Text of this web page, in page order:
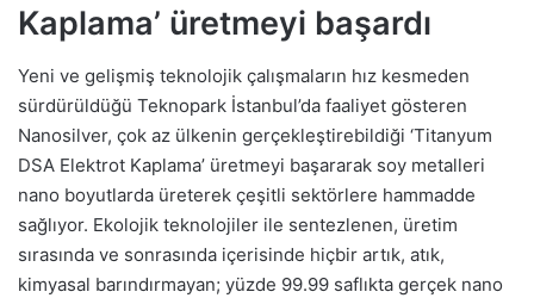
Kaplama’ üretmeyi başardı
Yeni ve gelişmiş teknolojik çalışmaların hız kesmeden
sürdürüldüğü Teknopark İstanbul’da faaliyet gösteren
Nanosilver, çok az ülkenin gerçekleştirebildiği ‘Titanyum
DSA Elektrot Kaplama’ üretmeyi başararak soy metalleri
nano boyutlarda üreterek çeşitli sektörlere hammadde
sağlıyor. Ekolojik teknolojiler ile sentezlenen, üretim
sırasında ve sonrasında içerisinde hiçbir artık, atık,
kimyasal barındırmayan; yüzde 99.99 saflıkta gerçek nano